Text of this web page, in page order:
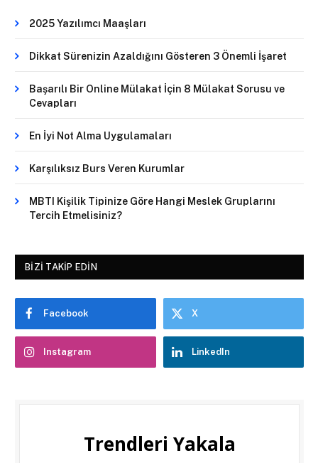
2025 Yazılımcı Maaşları
Dikkat Sürenizin Azaldığını Gösteren 3 Önemli İşaret
Başarılı Bir Online Mülakat İçin 8 Mülakat Sorusu ve
Cevapları
En İyi Not Alma Uygulamaları
Karşılıksız Burs Veren Kurumlar
MBTI Kişilik Tipinize Göre Hangi Meslek Gruplarını
Tercih Etmelisiniz?
BIZI TAKIP EDIN
Facebook X
Instagram LinkedIn
Trendleri Yakala